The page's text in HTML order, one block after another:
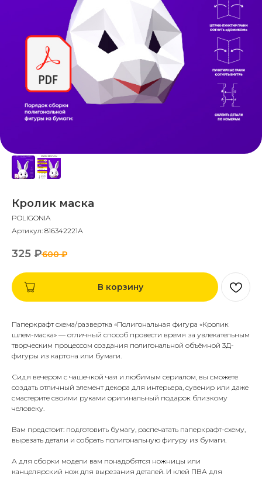
Кролик маска
POLIGONIA
Артикул: 816342221А
325 ₽600 ₽
В корзину
Паперкрафт схема/развертка «Полигональная фигура «Кролик
шлем-маска» — отличный способ провести время за увлекательным
творческим процессом создания полигональной объёмной 3Д-
фигуры из картона или бумаги.
Сидя вечером с чашечкой чая и любимым сериалом, вы сможете
создать отличный элемент декора для интерьера, сувенир или даже
смастерите своими руками оригинальный подарок близкому
человеку.
Вам предстоит: подготовить бумагу, распечатать паперкрафт-схему,
вырезать детали и собрать полигональную фигуру из бумаги.
А для сборки модели вам понадобятся ножницы или
канцелярский нож для вырезания деталей. И клей ПВА для